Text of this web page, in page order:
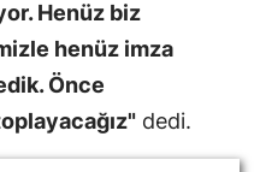
Henüz biz
henüz imza
Önce
dedi.